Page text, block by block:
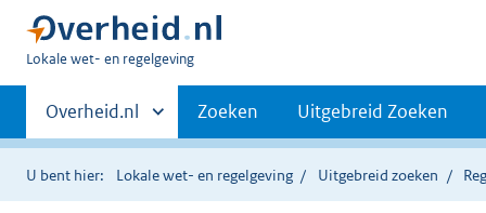
U
hier:
Lokale wet- en regelgeving
Primaire
navigatie
Andere
sites
binnen
Overheid.nl Zoeken Uitgebreid Zoeken
U bent hier: Lokale wet- en regelgeving Uitgebreid zoeken